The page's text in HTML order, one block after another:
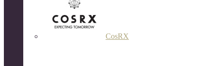
CosRX